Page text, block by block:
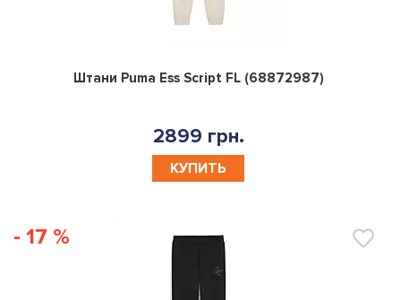
0
Штани Puma Ess Script FL (68872987)
2899 грн.
КУПИТЬ
- 17 %